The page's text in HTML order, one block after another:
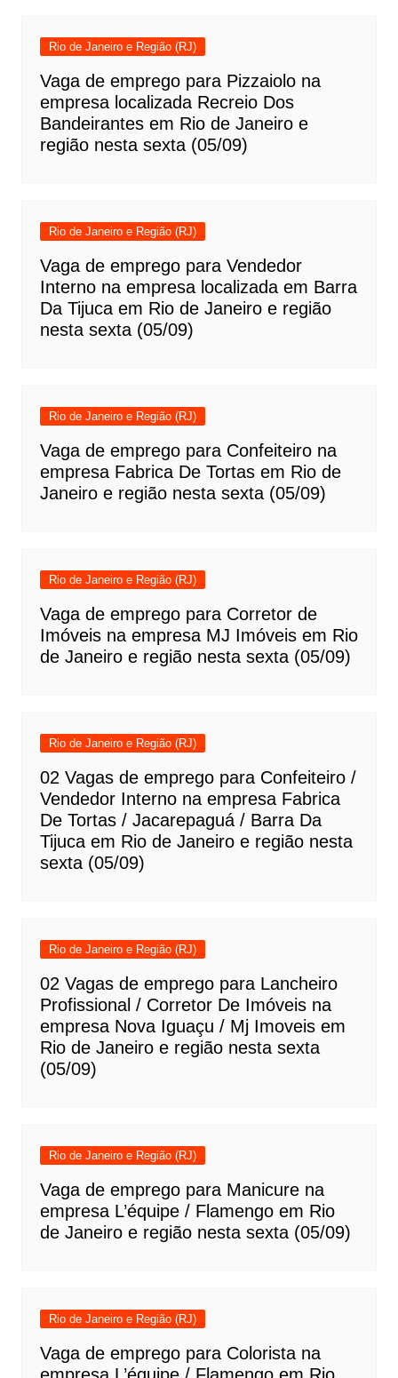
Rio de Janeiro e Região (RJ)
Vaga de emprego para Pizzaiolo na
empresa localizada Recreio Dos
Bandeirantes em Rio de Janeiro e
região nesta sexta (05/09)
Rio de Janeiro e Região (RJ)
Vaga de emprego para Vendedor
Interno na empresa localizada em Barra
Da Tijuca em Rio de Janeiro e região
nesta sexta (05/09)
Rio de Janeiro e Região (RJ)
Vaga de emprego para Confeiteiro na
empresa Fabrica De Tortas em Rio de
Janeiro e região nesta sexta (05/09)
Rio de Janeiro e Região (RJ)
Vaga de emprego para Corretor de
Imóveis na empresa MJ Imóveis em Rio
de Janeiro e região nesta sexta (05/09)
Rio de Janeiro e Região (RJ)
02 Vagas de emprego para Confeiteiro /
Vendedor Interno na empresa Fabrica
De Tortas / Jacarepaguá / Barra Da
Tijuca em Rio de Janeiro e região nesta
sexta (05/09)
Rio de Janeiro e Região (RJ)
02 Vagas de emprego para Lancheiro
Profissional / Corretor De Imóveis na
empresa Nova Iguaçu / Mj Imoveis em
Rio de Janeiro e região nesta sexta
(05/09)
Rio de Janeiro e Região (RJ)
Vaga de emprego para Manicure na
empresa L’équipe / Flamengo em Rio
de Janeiro e região nesta sexta (05/09)
Rio de Janeiro e Região (RJ)
Vaga de emprego para Colorista na